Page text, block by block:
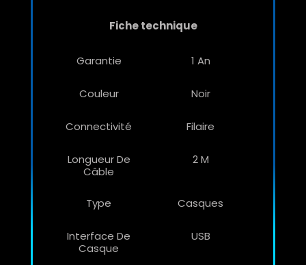
Fiche technique
Garantie 1 An
Couleur Noir
Connectivité Filaire
Longueur De
Câble
2 M
Type Casques
Interface De
Casque
USB